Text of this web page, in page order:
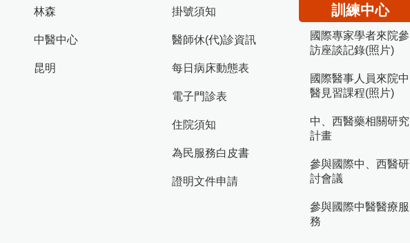
林森
中醫中心
昆明
掛號須知
醫師休(代)診資訊
每日病床動態表
電子門診表
住院須知
為民服務白皮書
證明文件申請
訓練中心
國際專家學者來院參
訪座談記錄(照片)
國際醫事人員來院中
醫見習課程(照片)
中、西醫藥相關研究
計畫
參與國際中、西醫研
討會議
參與國際中醫醫療服
務